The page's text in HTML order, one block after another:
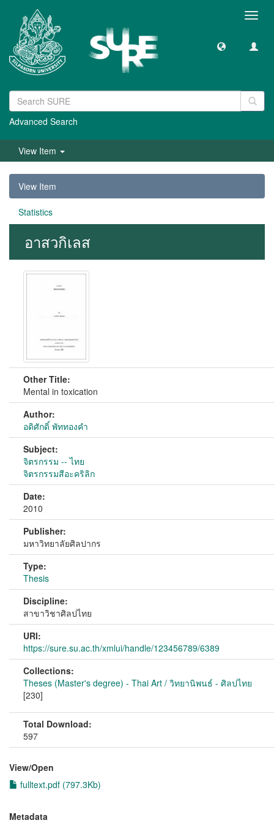
Advanced Search
View Item
View Item
Statistics
อาสวกิเลส
Other Title:
Mental in toxication
Author:
อดิศักดิ์ พัททองคำ
Subject:
จิตรกรรม -- ไทย
จิตรกรรมสีอะคริลิก
Date:
2010
Publisher:
มหาวิทยาลัยศิลปากร
Type:
Thesis
Discipline:
สาขาวิชาศิลปไทย
URI:
https://sure.su.ac.th/xmlui/handle/123456789/6389
Collections:
Theses (Master's degree) - Thai Art / วิทยานิพนธ์ - ศิลปไทย
[230]
Total Download:
597
View/Open
fulltext.pdf (797.3Kb)
Metadata